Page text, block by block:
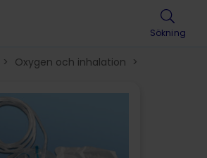
Sökning
> Oxygen och inhalation >